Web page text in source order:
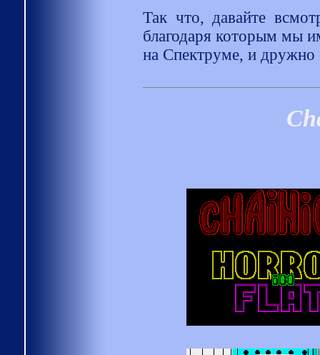
Так что, давайте
благодаря которым мы
на Спектруме, и дружно